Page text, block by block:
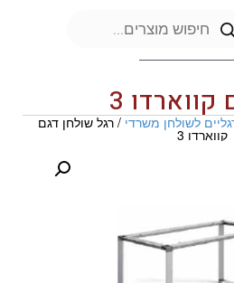
3
לשולחן משרדי/ רגל שולחן דגם
קווארדו 3